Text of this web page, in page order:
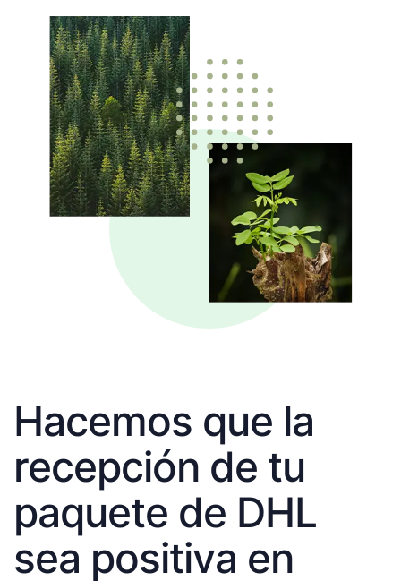
Hacemos que la
recepción de tu
paquete de DHL
sea positiva en